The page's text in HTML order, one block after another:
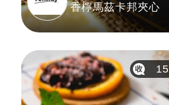
香檸馬茲卡邦夾心
15